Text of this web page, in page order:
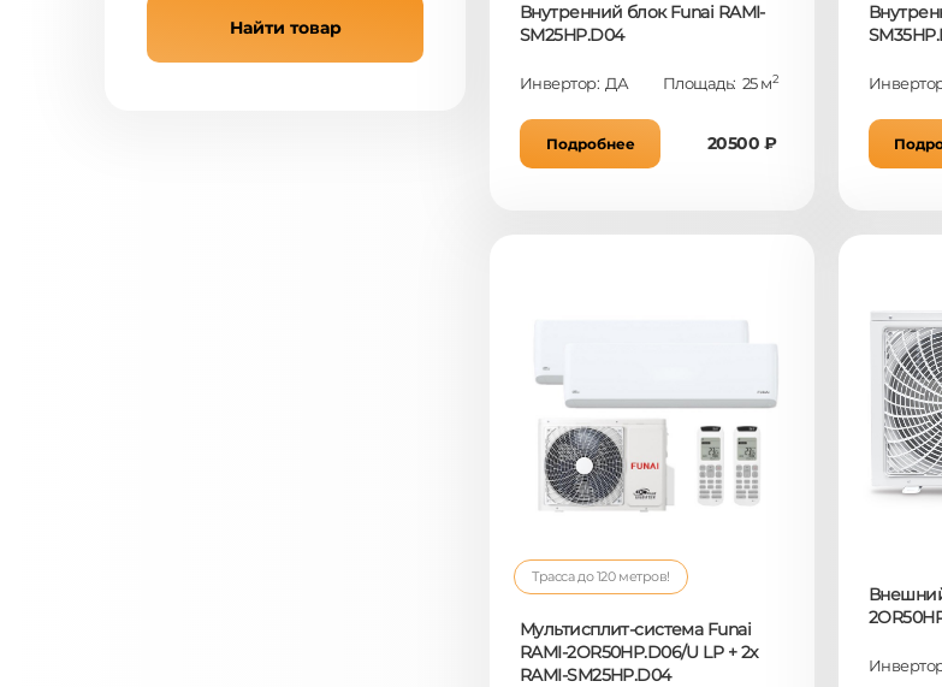
Найти товар
Внутренний блок Funai RAMI-
SM25HP.D04
Инвертор: ДА Площадь: 25 м2
Подробнее 20500 ₽
Трасса до 120 метров!
Мультисплит-система Funai
RAMI-2OR50HP.D06/U LP + 2x
RAMI-SM25HP.D04